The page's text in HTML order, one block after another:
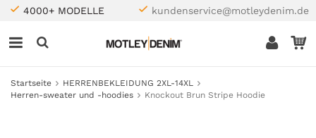
4000+ MODELLE kundenservice@motleydenim.de
Startseite
HERRENBEKLEIDUNG 2XL-14XL
Herren-sweater und -hoodies
Knockout Brun Stripe Hoodie